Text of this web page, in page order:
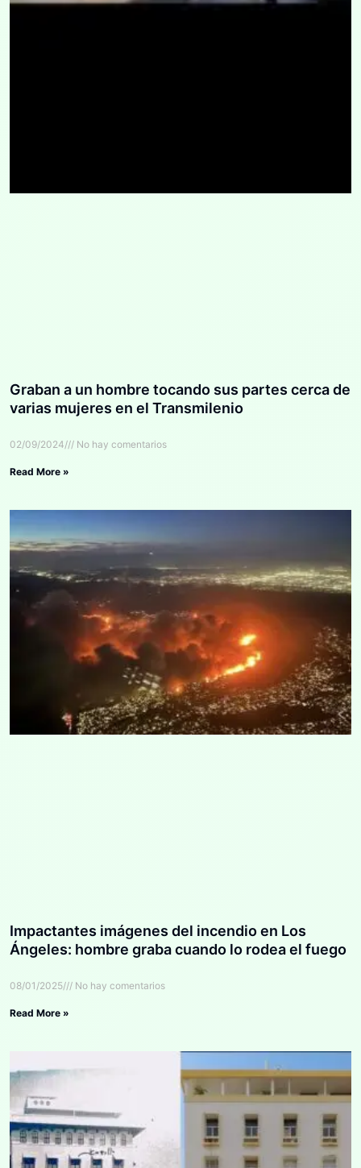
Graban a un hombre tocando sus partes cerca de
varias mujeres en el Transmilenio
02/09/2024 No hay comentarios
Read More »
Impactantes imágenes del incendio en Los
Ángeles: hombre graba cuando lo rodea el fuego
08/01/2025 No hay comentarios
Read More »